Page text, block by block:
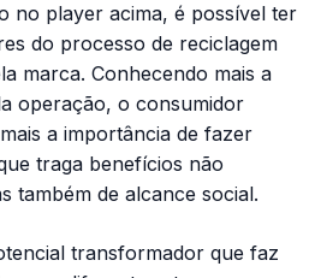
no player acima, é possível ter
do processo de reciclagem
marca. Conhecendo mais a
operação, o consumidor
a importância de fazer
traga benefícios não
também de alcance social.
transformador que faz